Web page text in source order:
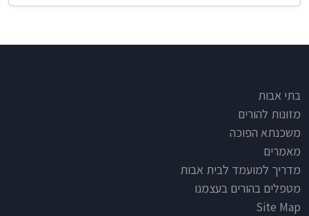
Footer
בתי אבות
מזונות להורים
משכנתא הפוכה
מאמרים
מדריך למועמד לבית אבות
מטפלים בהורים בעצמנו
Site Map